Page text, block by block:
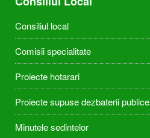
Consiliul local
Comisii specialitate
Proiecte hotarari
Proiecte supuse dezbaterii publice
Minutele sedintelor